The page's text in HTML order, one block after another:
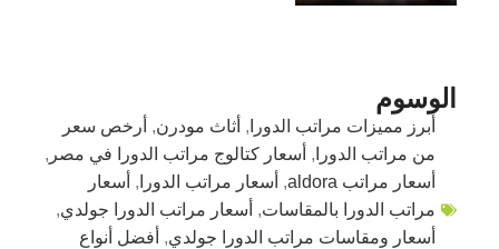
الوسوم
أبرز مميزات مراتب الدورا , أثاث مودرن, أرخص سعر
من مراتب الدورا , أسعار كتالوج مراتب الدورا في مصر ,
أسعار مراتب aldora
, أسعار مراتب الدورا , أسعار
مراتب الدورا بالمقاسات, أسعار مراتب الدورا جولدي,
أسعار ومقاسات مراتب الدورا جولدي, أفضل أنواع